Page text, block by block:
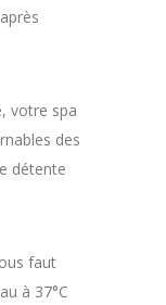
votre spa
des
détente
faut
à 37°C